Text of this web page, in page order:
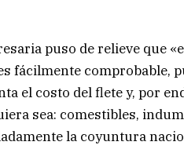
puso de relieve que
fácilmente comprobable,
el costo del flete y, por
sea: comestibles,
la coyuntura